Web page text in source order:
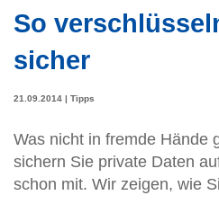
So
sicher
21.09.2014 | Tipps
Was nicht in fremde Hände
sichern Sie private Daten
schon mit. Wir zeigen, wie